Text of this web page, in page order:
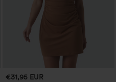
€31,95 EUR